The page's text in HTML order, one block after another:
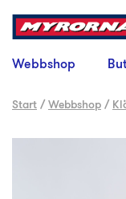
Webbshop
Start /Webbshop /